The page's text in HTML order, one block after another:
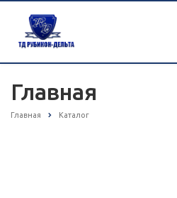
Главная
Главная Каталог